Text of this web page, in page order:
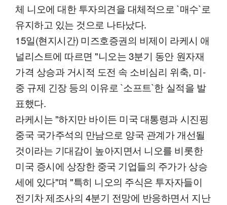
체 니오에 대한 투자의견을 대체적으로 `매수`로
유지하고 있는 것으로 나타났다.
15일(현지시간) 미즈호증권의 비제이 라케시 애
널리스트에 따르면 "니오는 3분기 동안 원자재
가격 상승과 거시적 도전 속 소비심리 위축, 미-
중 규제 긴장 등의 이유로 `소프트`한 실적을 발
표했다.
라케시는 "하지만 바이든 미국 대통령과 시진핑
중국 국가주석의 만남으로 양국 관계가 개선될
것이라는 기대감이 높아지면서 니오를 비롯한
미국 증시에 상장한 중국 기업들의 주가가 상승
세에 있다"며 "특히 니오의 주식은 투자자들이
전기차 제조사의 4분기 전망에 반응하면서 지난